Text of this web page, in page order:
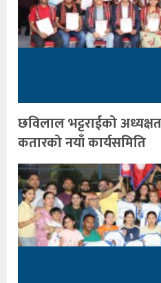
छविलाल भट्टराईको
कतारको नयाँ कार्यसमिति